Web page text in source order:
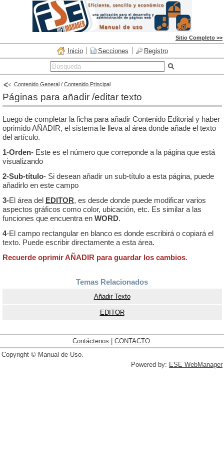
Sitio Completo >>
Inicio Secciones Registro
Contenido General/ Contenido Principal
Páginas para añadir /editar texto
Luego de completar la ficha para añadir Contenido Editorial y haber
oprimido AÑADIR, el sistema le lleva al área donde añade el texto
del artículo.
1-Orden-Este es el número que correponde a la página que está
visualizando
2-Sub-título- Si desean añadir un sub-título a esta página, puede
añadirlo en este campo
3-El área del EDITOR, es desde donde puede modificar varios
aspectos gráficos como color, ubicación, etc. Es similar a las
funciones que encuentra en WORD.
4-El campo rectangular en blanco es donde escribirá o copiará el
texto. Puede escribir directamente a esta área.
Recuerde oprimir AÑADIR para guardar los cambios.
Temas Relacionados
Añadir Texto
EDITOR
Contáctenos
CONTACTO
Copyright © Manual de Uso.
Powered by: ESE WebManager